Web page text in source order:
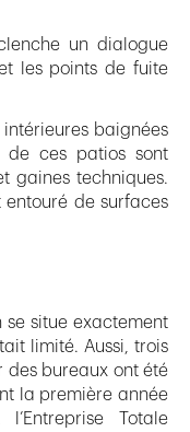
un dialogue
les points de fuite
intérieures baignées
de ces patios sont
gaines techniques.
entouré de surfaces
se situe exactement
limité. Aussi, trois
des bureaux ont été
la première année
Totale